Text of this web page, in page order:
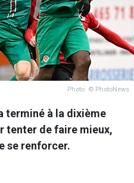
Photo: © PhotoNews
terminé à la dixième
tenter de faire mieux,
se renforcer.